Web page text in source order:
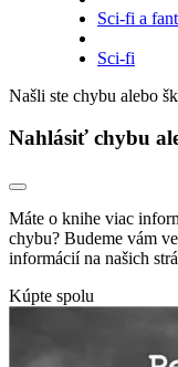
Sci-fi a
Sci-fi
Našli ste chybu alebo
Nahlásiť chybu
Máte o knihe viac
chybu? Budeme vám
informácií na našich
Kúpte spolu